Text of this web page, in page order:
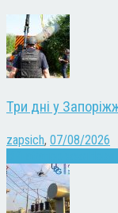
Три дні у
zapsich, 07/08/2026